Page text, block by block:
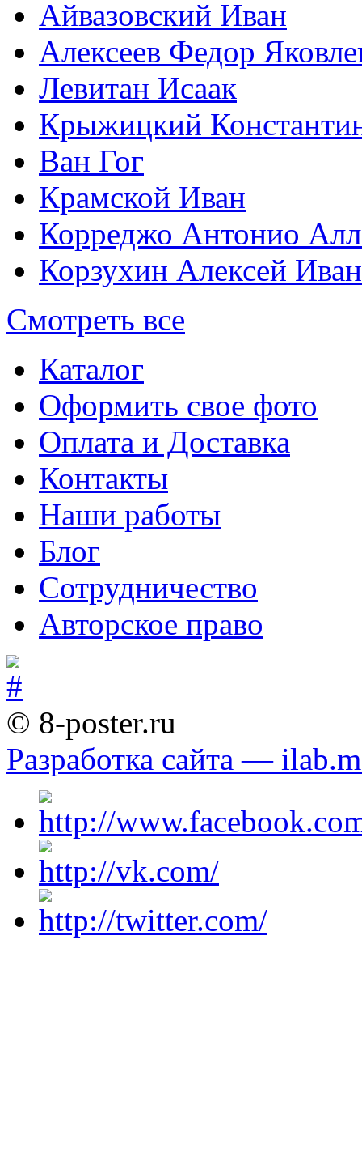
Айвазовский Иван
Алексеев Федор
Левитан Исаак
Крыжицкий
Ван Гог
Крамской Иван
Корреджо Антонио
Корзухин Алексей
Смотреть все
Каталог
Оформить свое фото
Оплата и Доставка
Контакты
Наши работы
Блог
Сотрудничество
Авторское право
© 8-poster.ru
Разработка сайта —